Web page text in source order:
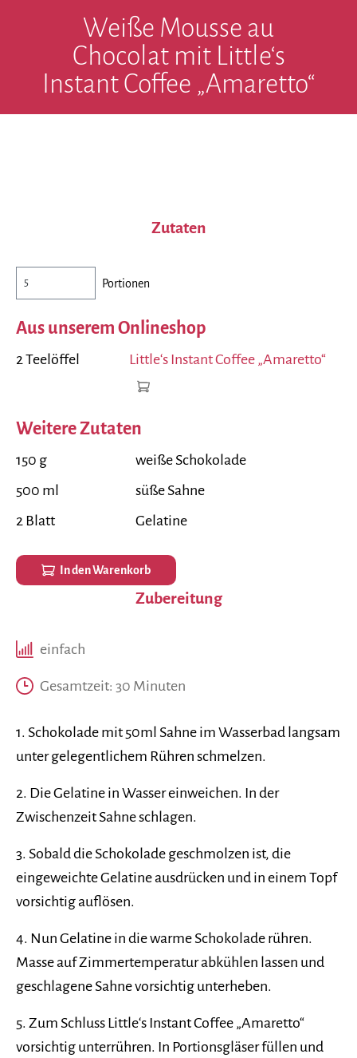
Weiße Mousse au
Chocolat mit Little‘s
Instant Coffee „Amaretto“
Zutaten
Portionen
Aus unserem Onlineshop
2 Teelöffel Little‘s Instant Coffee „Amaretto“
Weitere Zutaten
150 g
weiße Schokolade
500 ml
süße Sahne
2 Blatt
Gelatine
In den Warenkorb
Zubereitung
einfach
Gesamtzeit: 30 Minuten
1. Schokolade mit 50ml Sahne im Wasserbad langsam
unter gelegentlichem Rühren schmelzen.
2. Die Gelatine in Wasser einweichen. In der
Zwischenzeit Sahne schlagen.
3. Sobald die Schokolade geschmolzen ist, die
eingeweichte Gelatine ausdrücken und in einem Topf
vorsichtig auflösen.
4. Nun Gelatine in die warme Schokolade rühren.
Masse auf Zimmertemperatur abkühlen lassen und
geschlagene Sahne vorsichtig unterheben.
5. Zum Schluss Little‘s Instant Coffee „Amaretto“
vorsichtig unterrühren. In Portionsgläser füllen und